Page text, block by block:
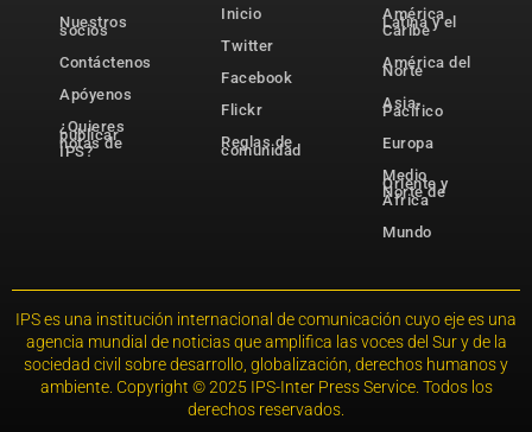
Nuestros
socios
Contáctenos
Apóyenos
¿Quieres
publicar
notas de
IPS?
Inicio
Twitter
Facebook
Flickr
Reglas de
comunidad
América
Latina y el
Caribe
América del
Norte
Asia-
Pacífico
Europa
Medio
Oriente y
Norte de
África
Mundo
IPS es una institución internacional de comunicación cuyo eje es una
agencia mundial de noticias que amplifica las voces del Sur y de la
sociedad civil sobre desarrollo, globalización, derechos humanos y
ambiente. Copyright © 2025 IPS-Inter Press Service. Todos los
derechos reservados.